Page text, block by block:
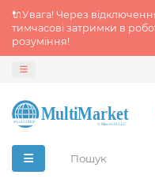
🔌Увага! Через
тимчасові затримки в
розуміння!